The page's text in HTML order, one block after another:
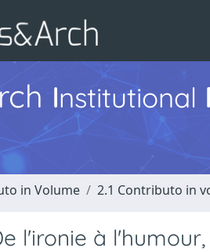
Institutional
in Volume 2.1 Contributo in
l'ironie à